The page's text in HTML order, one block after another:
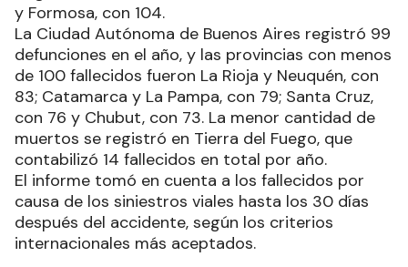
y Formosa, con 104.
La Ciudad Autónoma de Buenos Aires registró 99
defunciones en el año, y las provincias con menos
de 100 fallecidos fueron La Rioja y Neuquén, con
83; Catamarca y La Pampa, con 79; Santa Cruz,
con 76 y Chubut, con 73. La menor cantidad de
muertos se registró en Tierra del Fuego, que
contabilizó 14 fallecidos en total por año.
El informe tomó en cuenta a los fallecidos por
causa de los siniestros viales hasta los 30 días
después del accidente, según los criterios
internacionales más aceptados.